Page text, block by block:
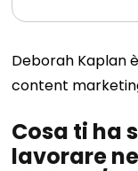
Deborah Kaplan
content
Cosa ti ha
lavorare